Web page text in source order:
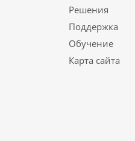
Решения
Поддержка
Обучение
Карта сайта